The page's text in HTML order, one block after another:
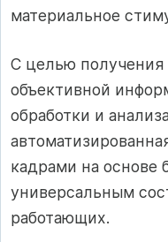
материальное
С целью получения
объективной
обработки и
кадрами на основе
универсальным
работающих.